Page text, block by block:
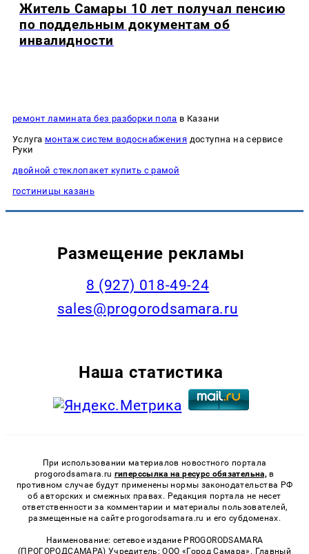
Житель Самары 10 лет получал пенсию
по поддельным документам об
инвалидности
ремонт ламината без разборки пола в Казани
Услуга монтаж систем водоснабжения доступна на сервисе
Руки
двойной стеклопакет купить с рамой
гостиницы казань
Размещение рекламы
8 (927) 018-49-24
sales@progorodsamara.ru
Наша статистика
При использовании материалов новостного портала
progorodsamara.ru гиперссылка на ресурс обязательна, в
противном случае будут применены нормы законодательства РФ
об авторских и смежных правах. Редакция портала не несет
ответственности за комментарии и материалы пользователей,
размещенные на сайте progorodsamara.ru и его субдоменах.
Наименование: сетевое издание PROGORODSAMARA
(ПРОГОРОДСАМАРА) Учредитель: ООО «Город Самара». Главный